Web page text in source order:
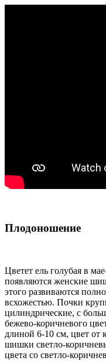
Плодоношение
Цветет ель голубая в
появляются женские
этого развиваются
всхожестью. Почки
цилиндрические, с
бежево-коричневого
длиной 6-10 см, цвет от
шишки светло-
цвета со светло-